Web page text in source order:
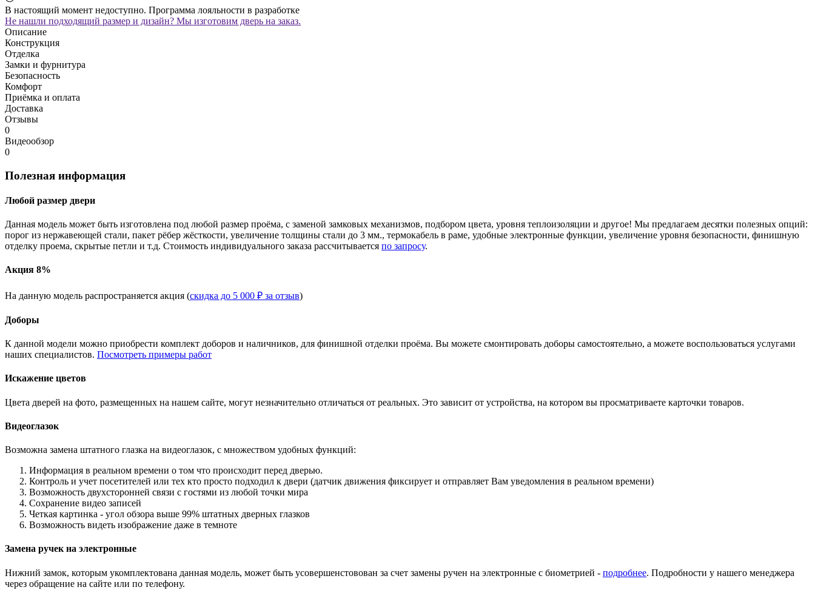
В настоящий момент недоступно. Программа лояльности в разработке
Не нашли подходящий размер и дизайн? Мы изготовим дверь на заказ.
Описание
Конструкция
Отделка
Замки и фурнитура
Безопасность
Комфорт
Приёмка и оплата
Доставка
Отзывы
0
Видеообзор
0
Полезная информация
Любой размер двери
Данная модель может быть изготовлена под любой размер проёма, с заменой замковых механизмов, подбором цвета, уровня теплоизоляции и другое! Мы предлагаем десятки полезных опций:
порог из нержавеющей стали, пакет рёбер жёсткости, увеличение толщины стали до 3 мм., термокабель в раме, удобные электронные функции, увеличение уровня безопасности, финишную
отделку проема, скрытые петли и т.д. Стоимость индивидуального заказа рассчитывается по запросу.
Акция 8%
На данную модель распространяется акция (скидка до 5 000 ₽ за отзыв)
Доборы
К данной модели можно приобрести комплект доборов и наличников, для финишной отделки проёма. Вы можете смонтировать доборы самостоятельно, а можете воспользоваться услугами
наших специалистов. Посмотреть примеры работ
Искажение цветов
Цвета дверей на фото, размещенных на нашем сайте, могут незначительно отличаться от реальных. Это зависит от устройства, на котором вы просматриваете карточки товаров.
Видеоглазок
Возможна замена штатного глазка на видеоглазок, с множеством удобных функций:
Информация в реальном времени о том что происходит перед дверью.
Контроль и учет посетителей или тех кто просто подходил к двери (датчик движения фиксирует и отправляет Вам уведомления в реальном времени)
Возможность двухсторонней связи с гостями из любой точки мира
Сохранение видео записей
Четкая картинка - угол обзора выше 99% штатных дверных глазков
Возможность видеть изображение даже в темноте
Замена ручек на электронные
Нижний замок, которым укомплектована данная модель, может быть усовершенстовован за счет замены ручен на электронные с биометрией - подробнее. Подробности у нашего менеджера
через обращение на сайте или по телефону.